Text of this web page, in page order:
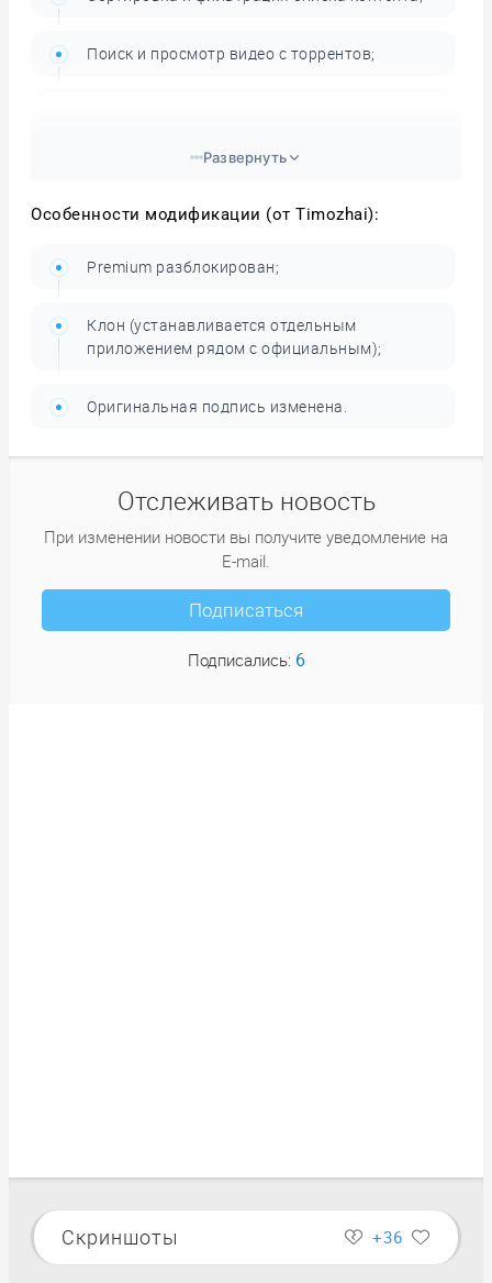
Поиск и просмотр видео с торрентов;
Поддержка устройств на базе Android TV.
Развернуть
Особенности модификации (от Timozhai):
Premium разблокирован;
Клон (устанавливается отдельным
приложением рядом с официальным);
Оригинальная подпись изменена.
Отслеживать новость
При изменении новости вы получите уведомление на
E-mail.
Подписаться
Подписались: 6
Скриншоты +36